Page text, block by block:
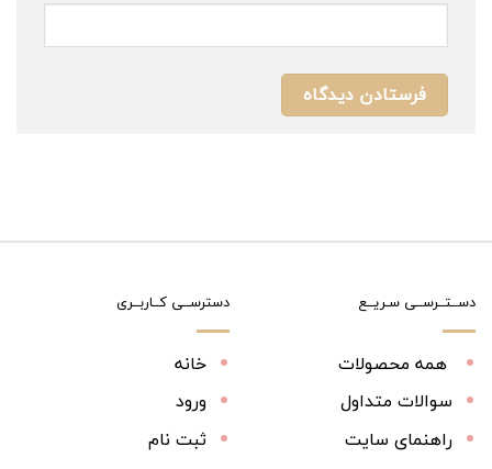
دســتــرســی سـریــع
همه محصولات
سوالات متداول
راهنمای سایت
دسترســی کــاربــری
خانه
ورود
ثبت نام